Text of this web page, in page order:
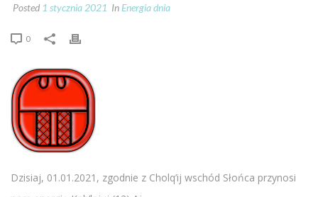
Posted 1 stycznia 2021 In Energia dnia
0
Dzisiaj, 01.01.2021, zgodnie z Cholq’ij wschód Słońca przynosi